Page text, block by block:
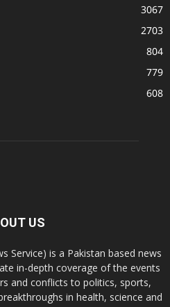
3067
2703
804
779
608
US
Service) is a Pakistan based news
in-depth coverage of the events
and conflicts to politics, sports,
in health, science and